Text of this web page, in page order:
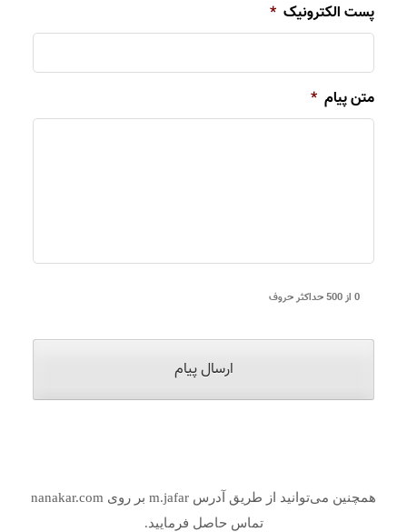
پست الکترونیک *
متن پیام *
0 از 500 حداکثر حروف
همچنین می‌توانید از طریق آدرس m.jafar بر روی nanakar.com
تماس حاصل فرمایید.